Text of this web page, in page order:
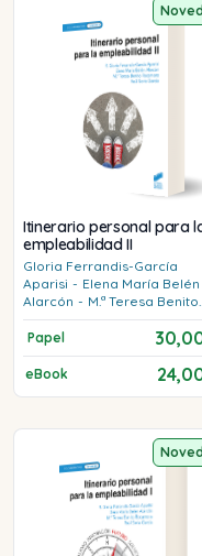
Itinerario personal para
empleabilidad II
Gloria Ferrandis-García
Aparisi - Elena María Belén
Alarcón - M.ª Teresa Benito
Rocamora - Raúl Soria
Papel
eBook